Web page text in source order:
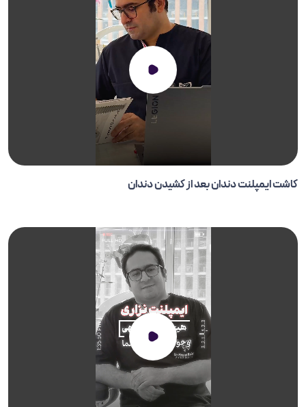
کاشت ایمپلنت دندان بعد از کشیدن دندان